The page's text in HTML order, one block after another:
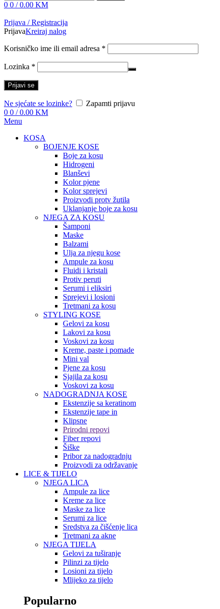
0 0 / 0.00 KM
Prijava / Registracija
PrijavaKreiraj nalog
Korisničko ime ili email adresa *
Lozinka *
Prijavi se
Ne sjećate se lozinke?
Zapamti prijavu
0 0 / 0.00 KM
Menu
KOSA
BOJENJE KOSE
Boje za kosu
Hidrogeni
Blanševi
Kolor pjene
Kolor sprejevi
Proizvodi protv žutila
Uklanjanje boje za kosu
NJEGA ZA KOSU
Šamponi
Maske
Balzami
Ulja za njegu kose
Ampule za kosu
Fluidi i kristali
Protiv peruti
Serumi i eliksiri
Sprejevi i losioni
Tretmani za kosu
STYLING KOSE
Gelovi za kosu
Lakovi za kosu
Voskovi za kosu
Kreme, paste i pomade
Mini val
Pjene za kosu
Sjajila za kosu
Voskovi za kosu
NADOGRADNJA KOSE
Ekstenzije sa keratinom
Ekstenzije tape in
Klipsne
Prirodni repovi
Fiber repovi
Šiške
Pribor za nadogradnju
Proizvodi za održavanje
LICE & TIJELO
NJEGA LICA
Ampule za lice
Kreme za lice
Maske za lice
Serumi za lice
Sredstva za čišćenje lica
Tretmani za akne
NJEGA TIJELA
Gelovi za tuširanje
Pilinzi za tijelo
Losioni za tijelo
Mlijeko za tijelo
Popularno